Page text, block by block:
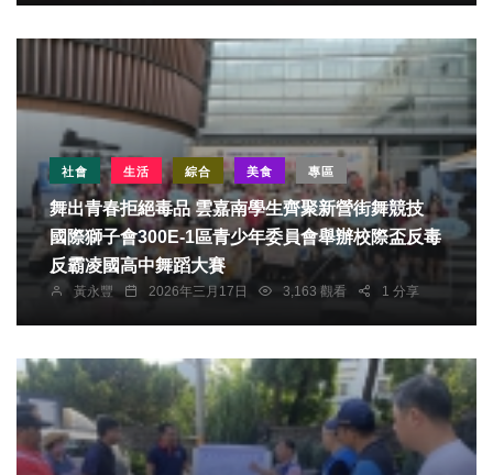
社會 生活 綜合 美食 專區
舞出青春拒絕毒品 雲嘉南學生齊聚新營街舞競技
國際獅子會300E-1區青少年委員會舉辦校際盃反毒
反霸凌國高中舞蹈大賽
黃永豐 2026年三月17日 3,163 觀看 1 分享